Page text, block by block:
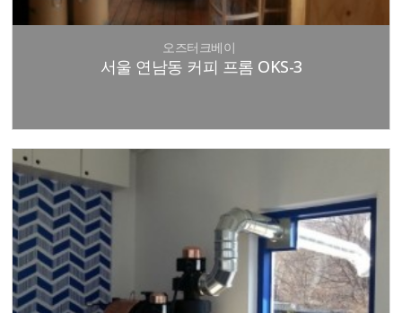
오즈터크베이
서울 연남동 커피 프롬 OKS-3